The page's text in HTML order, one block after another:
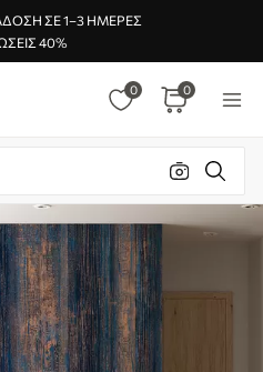
ΣΕ 1–3 ΗΜΈΡΕΣ
40%
0 0